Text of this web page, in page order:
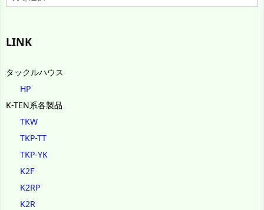
ー
ブ
LINK
タックルハウス
HP
K-TEN系各製品
TKW
TKP-TT
TKP-YK
K2F
K2RP
K2R